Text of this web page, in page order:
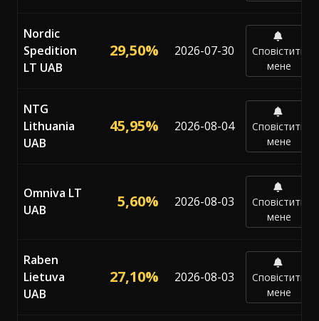
Nordic
Spedition
LT UAB
29,50% 2026-07-30
Сповістити
мене
NTG
Lithuania
UAB
45,95% 2026-08-04
Сповістити
мене
Omniva LT
UAB
5,60% 2026-08-03
Сповістити
мене
Raben
Lietuva
UAB
27,10% 2026-08-03
Сповістити
мене